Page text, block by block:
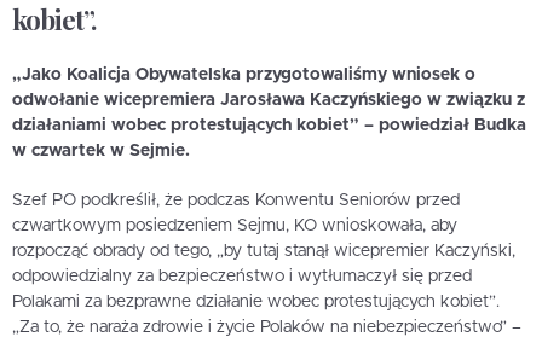
kobiet”.
„Jako Koalicja Obywatelska przygotowaliśmy wniosek o
odwołanie wicepremiera Jarosława Kaczyńskiego w związku z
działaniami wobec protestujących kobiet” – powiedział Budka
w czwartek w Sejmie.
Szef PO podkreślił, że podczas Konwentu Seniorów przed
czwartkowym posiedzeniem Sejmu, KO wnioskowała, aby
rozpocząć obrady od tego, „by tutaj stanął wicepremier Kaczyński,
odpowiedzialny za bezpieczeństwo i wytłumaczył się przed
Polakami za bezprawne działanie wobec protestujących kobiet”.
„Za to, że naraża zdrowie i życie Polaków na niebezpieczeństwo” –